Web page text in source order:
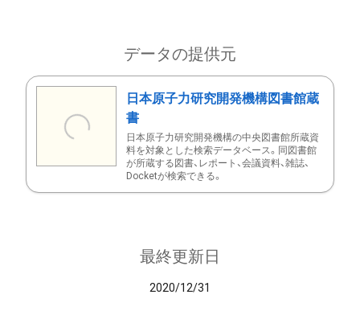
データの提供元
日本原子力研究開発機構図書館蔵
書
日本原子力研究開発機構の中央図書館所蔵資
料を対象とした検索データベース。同図書館
が所蔵する図書、レポート、会議資料、雑誌、
Docketが検索できる。
最終更新日
2020/12/31